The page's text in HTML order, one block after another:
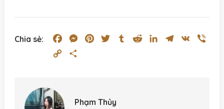
Chia sẻ: FacebookMessenger
PinterestTwitterTumblrRedditLinkedInTelegram
VK
Copy
Phạm Thủy